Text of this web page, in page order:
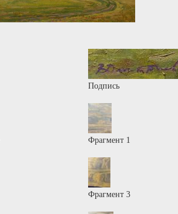
Подпись
Фрагмент 1
Фрагмент 3